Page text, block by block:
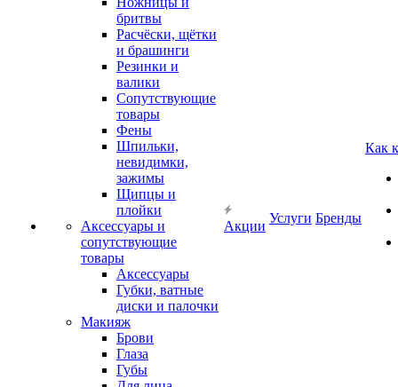
бритвы
Расчёски, щётки
и брашинги
Резинки и
валики
Сопутствующие
товары
Фены
Шпильки,
невидимки,
зажимы
Щипцы и
плойки
Аксессуары и
сопутствующие
товары
Аксессуары
Губки, ватные
диски и палочки
Макияж
Брови
Глаза
Губы
Акции
Услуги Бренды
Как